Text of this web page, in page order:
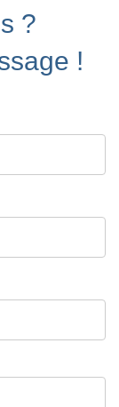
?
!